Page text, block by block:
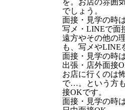
でしょう。
面接・見学の時
写メ・LINEで面
遠方やその他の
も、写メやLINE
面接・見学の時
出張・店外面接
お店に行くのは
で…。という方
接OKです。
面接・見学の時